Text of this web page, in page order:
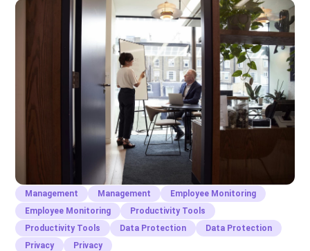
Management Management
Employee Monitoring
Employee Monitoring
Productivity Tools
Productivity Tools
Data Protection
Data Protection
Privacy
Privacy